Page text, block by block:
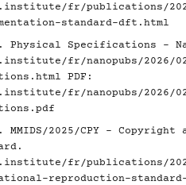
fr/publications/
standard-dft.html
Physical Specifications -
fr/nanopubs/2026/02/
PDF:
fr/nanopubs/2026/02/
2025/CPY - Copyright
fr/publications/2025/
reproduction-